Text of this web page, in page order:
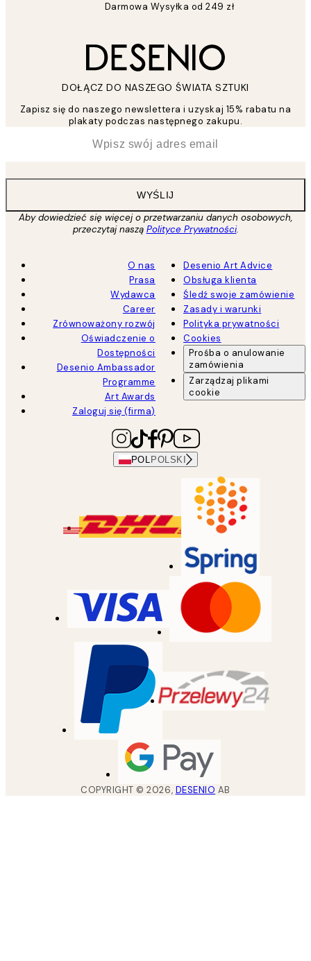
Darmowa Wysyłka od 249 zł
DOŁĄCZ DO NASZEGO ŚWIATA SZTUKI
Zapisz się do naszego newslettera i uzyskaj 15% rabatu na
plakaty podczas następnego zakupu.
WYŚLIJ
Aby dowiedzieć się więcej o przetwarzaniu danych osobowych,
przeczytaj naszą Polityce Prywatności.
O nas
Prasa
Wydawca
Career
Zrównoważony rozwój
Oświadczenie o
Dostępności
Desenio Ambassador
Programme
Art Awards
Zaloguj się (firma)
Desenio Art Advice
Obsługa klienta
Śledź swoje zamówienie
Zasady i warunki
Polityka prywatności
Cookies
Prośba o anulowanie
zamówienia
Zarządzaj plikami
cookie
POL POLSKI
COPYRIGHT ©2026, DESENIO AB